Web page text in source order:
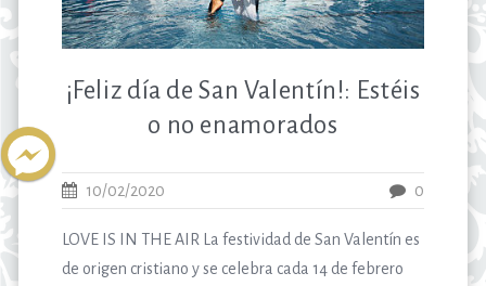
¡Feliz día de San Valentín!: Estéis
o no enamorados
10/02/2020 0
LOVE IS IN THE AIR La festividad de San Valentín es
de origen cristiano y se celebra cada 14 de febrero